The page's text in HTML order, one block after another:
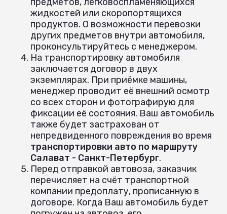
жидкостей или скоропортящихся
продуктов. О возможности перевозки
других предметов внутри автомобиля,
проконсультируйтесь с менеджером.
На транспортировку автомобиля
заключается договор в двух
экземплярах. При приёмке машины,
менеджер проводит её внешний осмотр
со всех сторон и фотографирую для
фиксации её состояния. Ваш автомобиль
также будет застрахован от
непредвиденного повреждения во время
транспортировки авто по маршруту
Салават - Санкт-Петербург.
Перед отправкой автовоза, заказчик
перечисляет на счёт транспортной
компании предоплату, прописанную в
договоре. Когда Ваш автомобиль будет